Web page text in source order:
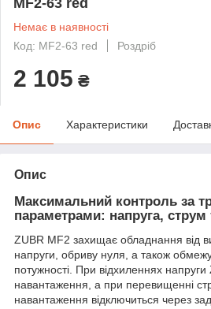
Немає в наявності
Код: MF2-63 red
Роздріб
2 105 ₴
Опис Характеристики
Опис
Максимальний контроль за
параметрами: напруга, струм
ZUBR MF2 захищає обладнання від
напруги, обриву нуля, а також
потужності. При відхиленнях
навантаження, а при перевищенні
навантаження відключиться через